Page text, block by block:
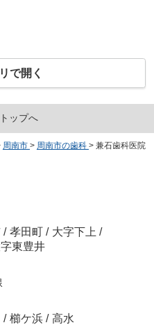
で開く
ップへ
周南市 > 周南市の歯科 > 兼石歯科医院
/ 孝田町 / 大字下上 /
東豊井
/ 櫛ケ浜 / 高水